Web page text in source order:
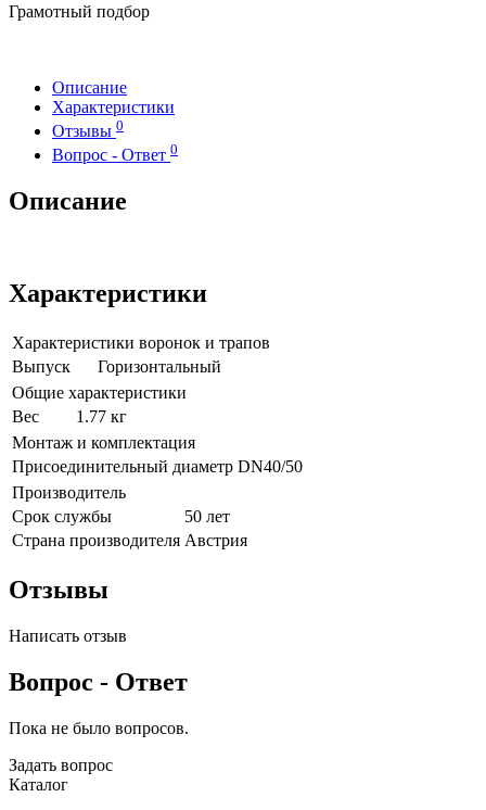
Грамотный подбор
Описание
Характеристики
Отзывы 0
Вопрос - Ответ 0
Описание
Характеристики
Характеристики воронок и трапов
Выпуск
Горизонтальный
Общие характеристики
Вес
1.77 кг
Монтаж и комплектация
Присоединительный диаметр DN40/50
Производитель
Срок службы
50 лет
Страна производителя Австрия
Отзывы
Написать отзыв
Вопрос - Ответ
Пока не было вопросов.
Задать вопрос
Каталог